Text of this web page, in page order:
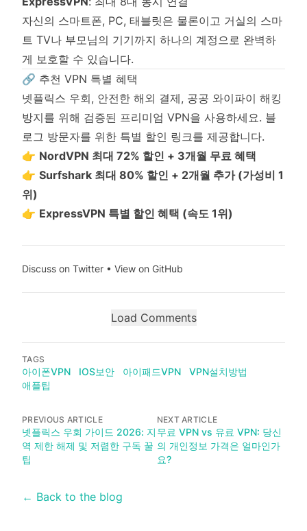
자신의 스마트폰, PC, 태블릿은 물론이고 거실의 스마
트 TV나 부모님의 기기까지 하나의 계정으로 완벽하
게 보호할 수 있습니다.
🔗 추천 VPN 특별 혜택
넷플릭스 우회, 안전한 해외 결제, 공공 와이파이 해킹
방지를 위해 검증된 프리미엄 VPN을 사용하세요. 블
로그 방문자를 위한 특별 할인 링크를 제공합니다.
👉 NordVPN 최대 72% 할인 + 3개월 무료 혜택
👉 Surfshark 최대 80% 할인 + 2개월 추가 (가성비 1
위)
👉 ExpressVPN 특별 할인 혜택 (속도 1위)
Discuss on Twitter • View on GitHub
Load Comments
TAGS
아이폰VPN IOS보안 아이패드VPN
VPN설치방법
애플팁
PREVIOUS ARTICLE
넷플릭스 우회 가이드 2026: 지
역 제한 해제 및 저렴한 구독 꿀
팁
NEXT ARTICLE
무료 VPN vs 유료 VPN: 당신
의 개인정보 가격은 얼마인가
요?
← Back to the blog